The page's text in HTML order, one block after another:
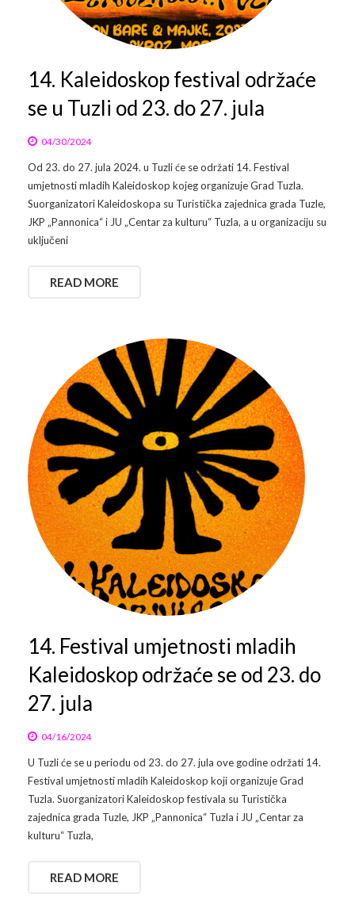
Video 2013
Video 2014
Video 2016
Video 2017
Video 2018
Galerija 2012
Galerija 2013
Galerija 2015
Galerija 2016
Galerija 2017
Galerija 2022
Galerija 2023
Galerija 2024
Galerija 2025
14. Kaleidoskop festival održaće
se u Tuzli od 23. do 27. jula
04/30/2024
Od 23. do 27. jula 2024. u Tuzli će se održati 14. Festival
umjetnosti mladih Kaleidoskop kojeg organizuje Grad Tuzla.
Suorganizatori Kaleidoskopa su Turistička zajednica grada Tuzle,
JKP „Pannonica“ i JU „Centar za kulturu“ Tuzla, a u organizaciju su
uključeni
READ MORE
14. Festival umjetnosti mladih
Kaleidoskop održaće se od 23. do
27. jula
04/16/2024
U Tuzli će se u periodu od 23. do 27. jula ove godine održati 14.
Festival umjetnosti mladih Kaleidoskop koji organizuje Grad
Tuzla. Suorganizatori Kaleidoskop festivala su Turistička
zajednica grada Tuzle, JKP „Pannonica“ Tuzla i JU „Centar za
kulturu“ Tuzla,
READ MORE